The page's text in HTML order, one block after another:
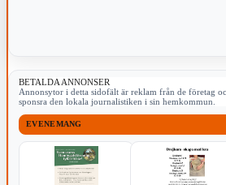
BETALDA ANNONSER
Annonsytor i detta sidofält är reklam från de företag
sponsra den lokala journalistiken i sin hemkommun.
EVENEMANG